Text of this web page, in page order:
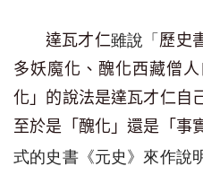
達瓦才仁雖說「 歷史
多妖魔化、醜化西藏僧
化 」 的說法是達瓦才仁自
至於是 「醜化」還是 「事
式的史書《元史》來作說